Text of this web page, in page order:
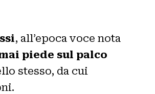
, all’epoca voce nota
piede sul palco
stesso, da cui